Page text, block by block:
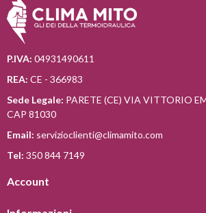
P.IVA: 04931490611
REA: CE - 366983
Sede Legale: PARETE (CE) VIA VITTORIO
CAP 81030
Email: servizioclienti@climamito.com
Tel: 350 844 7149
Account